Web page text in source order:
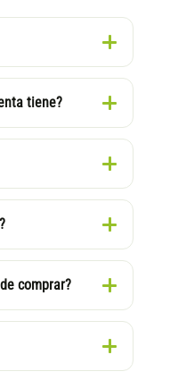
tiene?
comprar?